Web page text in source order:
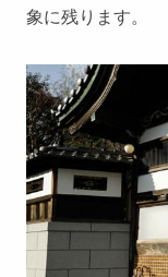
象に残ります。